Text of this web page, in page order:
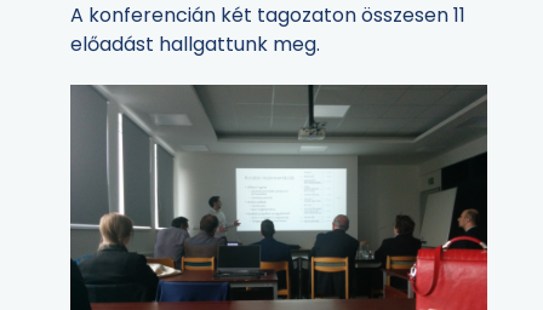
A konferencián két tagozaton összesen 11
előadást hallgattunk meg.